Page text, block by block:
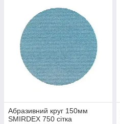
Абразивний круг 150мм
SMIRDEX 750 сітка